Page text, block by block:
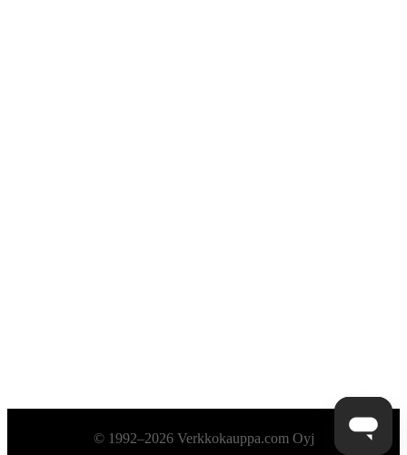
Alatunniste© 1992–2026 Verkkokauppa.com Oyj